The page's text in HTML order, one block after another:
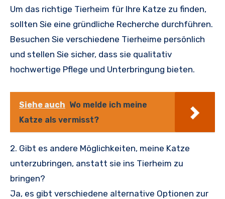
Um das richtige Tierheim für Ihre Katze zu finden,
sollten Sie eine gründliche Recherche durchführen.
Besuchen Sie verschiedene Tierheime persönlich
und stellen Sie sicher, dass sie qualitativ
hochwertige Pflege und Unterbringung bieten.
Siehe auch Wo melde ich meine
Katze als vermisst?
2. Gibt es andere Möglichkeiten, meine Katze
unterzubringen, anstatt sie ins Tierheim zu
bringen?
Ja, es gibt verschiedene alternative Optionen zur